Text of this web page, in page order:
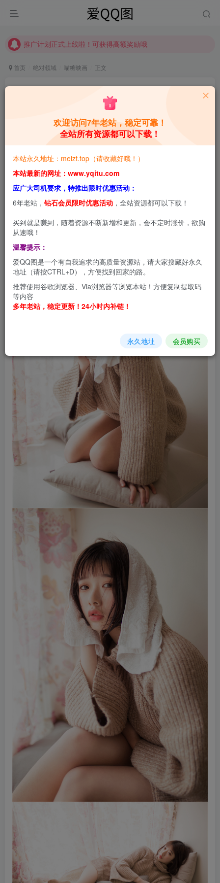
推广计划正式上线啦！可获得高额奖励哦
推广计划正式上线啦！可获得高额奖励哦
首页 绝对领域 喵糖映画 正文
4年前更新
本站预览图进行了压缩和水印，原图无压缩，无本站水
欢迎访问7年老站，稳定可靠！
全站所有资源都可以下载！
本站永久地址：meizt.top（请收藏好哦！）
本站最新的网址：www.yqitu.com
应广大司机要求，特推出限时优惠活动：
6年老站， 钻石会员限时优惠活动 ，全站资源都可以下载！
买到就是赚到，随着资源不断新增和更新，会不定时涨价，欲购
从速哦！
温馨提示：
爱QQ图是一个有自我追求的高质量资源站，请大家搜藏好永久
地址（请按CTRL+D），方便找到回家的路。
推荐使用谷歌浏览器、Via浏览器等浏览本站！方便复制提取码
等内容
多年老站，稳定更新！24小时内补链！
永久地址 会员购买